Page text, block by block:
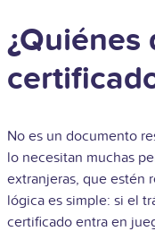
¿Quiénes
No es un documento
lo necesitan muchas
extranjeras, que estén
lógica es simple: si el
certificado entra en